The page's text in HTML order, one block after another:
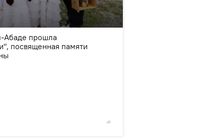
Абаде прошла
посвященная памяти